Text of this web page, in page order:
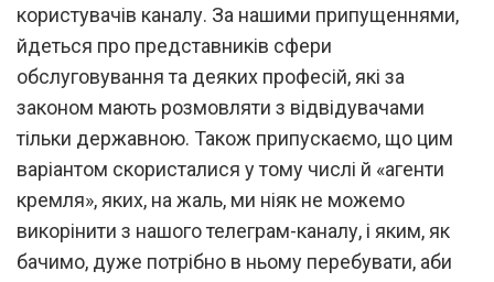
користувачів каналу. За нашими припущеннями,
йдеться про представників сфери
обслуговування та деяких професій, які за
законом мають розмовляти з відвідувачами
тільки державною. Також припускаємо, що цим
варіантом скористалися у тому числі й «агенти
кремля», яких, на жаль, ми ніяк не можемо
викорінити з нашого телеграм-каналу, і яким, як
бачимо, дуже потрібно в ньому перебувати, аби